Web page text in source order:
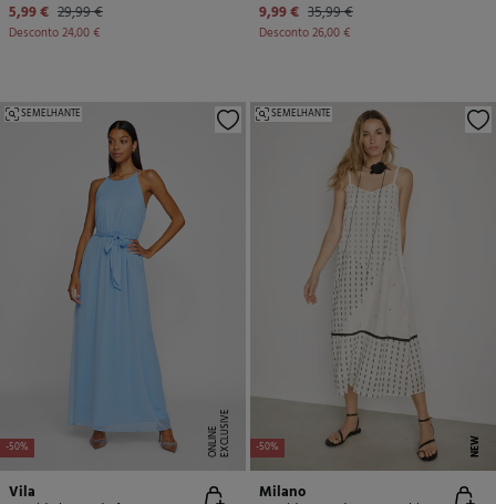
5,99 € 29,99 €
Desconto24,00 €
9,99 € 35,99 €
Desconto26,00 €
-50% E
X
C
L
U
SI
V
E
O
N
LI
N
E
SEMELHANTE
Vila
-50% NEW
SEMELHANTE
Milano